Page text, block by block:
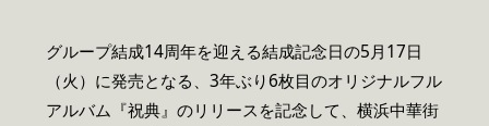
グループ結成14周年を迎える結成記念日の5月17日
（火）に発売となる、3年ぶり6枚目のオリジナルフル
アルバム『祝典』のリリースを記念して、横浜中華街